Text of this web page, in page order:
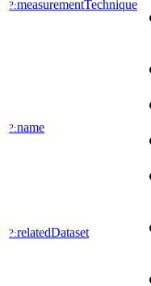
?:measurementTechnique
?:name
?:relatedDataset